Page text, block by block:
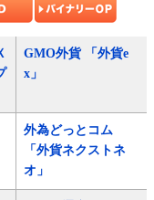
GMO外貨 「外貨e
x」
外為どっとコム
「外貨ネクストネ
オ」